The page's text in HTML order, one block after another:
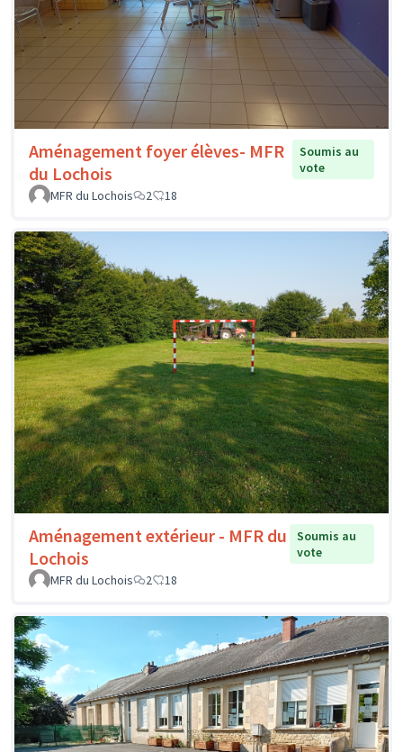
Aménagement foyer élèves- MFR
du Lochois
Soumis au
vote
MFR du Lochois
2 18
Aménagement extérieur - MFR du
Lochois
Soumis au
vote
MFR du Lochois
2 18